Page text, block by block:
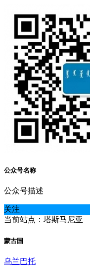
公众号名称
公众号描述
关注
当前站点：塔斯马尼亚
蒙古国
乌兰巴托